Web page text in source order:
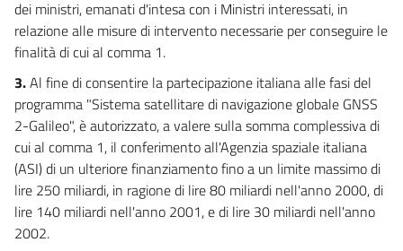
dei ministri, emanati d'intesa con i Ministri interessati, in
relazione alle misure di intervento necessarie per conseguire le
finalità di cui al comma 1.
3.Al fine di consentire la partecipazione italiana alle fasi del
programma "Sistema satellitare di navigazione globale GNSS
2-Galileo", è autorizzato, a valere sulla somma complessiva di
cui al comma 1, il conferimento all'Agenzia spaziale italiana
(ASI) di un ulteriore finanziamento fino a un limite massimo di
lire 250 miliardi, in ragione di lire 80 miliardi nell'anno 2000, di
lire 140 miliardi nell'anno 2001, e di lire 30 miliardi nell'anno
2002.